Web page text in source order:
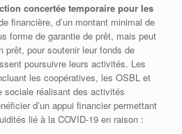
concertée temporaire pour les
financière, d’un montant minimal de
forme de garantie de prêt, mais peut
prêt, pour soutenir leur fonds de
poursuivre leurs activités. Les
les coopératives, les OSBL et
sociale réalisant des activités
d’un appui financier permettant
lié à la COVID-19 en raison :